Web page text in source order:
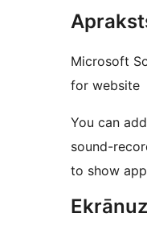
Microsoft
for website
You can
sound-
to show